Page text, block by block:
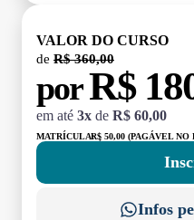
VALOR DO CURSO
de R$ 360,00
porR$
em até 3x de R$ 60,00
MATRÍCULA:R$ 50,00 (PAGÁVEL
Infos